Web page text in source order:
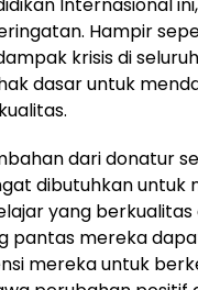
Hampir
krisis di
dasar untuk
dari donatur
dibutuhkan untuk
yang berkualitas
pantas mereka
mereka untuk